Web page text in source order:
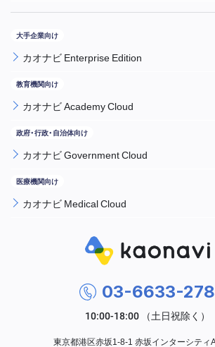
カオナビ Enterprise Edition
カオナビ Academy Cloud
カオナビ Government Cloud
カオナビ Medical Cloud
03-6633-
東京都港区赤坂1-8-1 赤坂インターシティ